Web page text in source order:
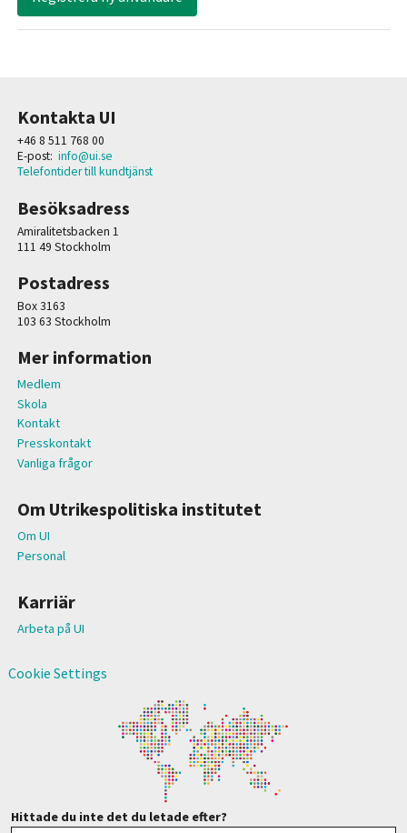
Kontakta UI
+46 8 511 768 00
E-post: info@ui.se
Telefontider till kundtjänst
Besöksadress
Amiralitetsbacken 1
111 49 Stockholm
Postadress
Box 3163
103 63 Stockholm
Mer information
Medlem
Skola
Kontakt
Presskontakt
Vanliga frågor
Om Utrikespolitiska institutet
Om UI
Personal
Karriär
Arbeta på UI
Cookie Settings
Hittade du inte det du letade efter?